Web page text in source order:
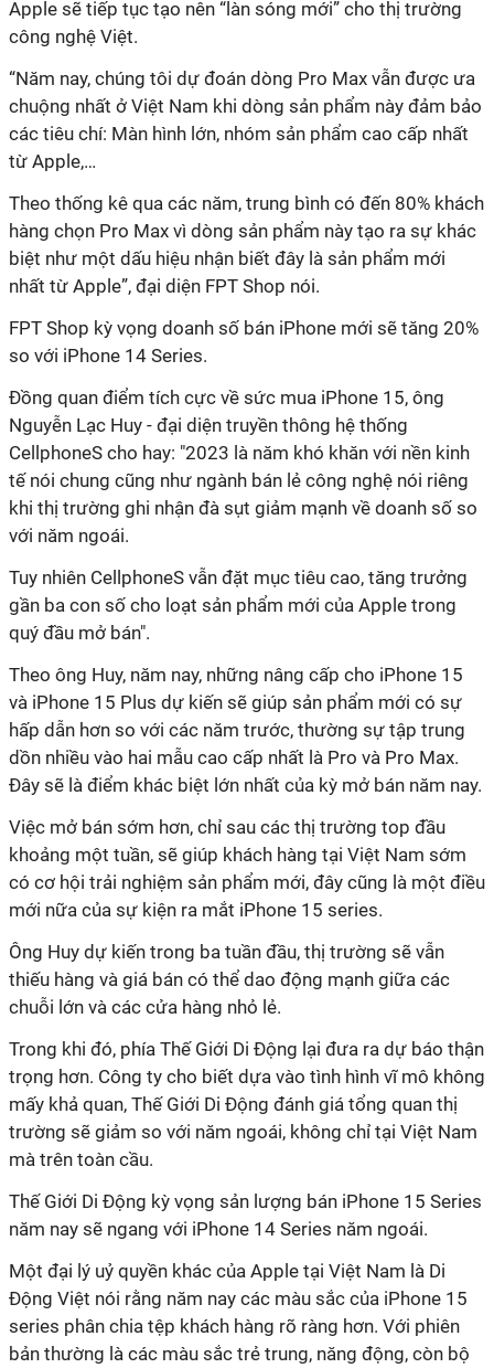
Apple sẽ tiếp tục tạo nên “làn sóng mới” cho thị trường
công nghệ Việt.
“Năm nay, chúng tôi dự đoán dòng Pro Max vẫn được ưa
chuộng nhất ở Việt Nam khi dòng sản phẩm này đảm bảo
các tiêu chí: Màn hình lớn, nhóm sản phẩm cao cấp nhất
từ Apple,…
Theo thống kê qua các năm, trung bình có đến 80% khách
hàng chọn Pro Max vì dòng sản phẩm này tạo ra sự khác
biệt như một dấu hiệu nhận biết đây là sản phẩm mới
nhất từ Apple”, đại diện FPT Shop nói.
FPT Shop kỳ vọng doanh số bán iPhone mới sẽ tăng 20%
so với iPhone 14 Series.
Đồng quan điểm tích cực về sức mua iPhone 15, ông
Nguyễn Lạc Huy - đại diện truyền thông hệ thống
CellphoneS cho hay: "2023 là năm khó khăn với nền kinh
tế nói chung cũng như ngành bán lẻ công nghệ nói riêng
khi thị trường ghi nhận đà sụt giảm mạnh về doanh số so
với năm ngoái.
Tuy nhiên CellphoneS vẫn đặt mục tiêu cao, tăng trưởng
gần ba con số cho loạt sản phẩm mới của Apple trong
quý đầu mở bán".
Theo ông Huy, năm nay, những nâng cấp cho iPhone 15
và iPhone 15 Plus dự kiến sẽ giúp sản phẩm mới có sự
hấp dẫn hơn so với các năm trước, thường sự tập trung
dồn nhiều vào hai mẫu cao cấp nhất là Pro và Pro Max.
Đây sẽ là điểm khác biệt lớn nhất của kỳ mở bán năm nay.
Việc mở bán sớm hơn, chỉ sau các thị trường top đầu
khoảng một tuần, sẽ giúp khách hàng tại Việt Nam sớm
có cơ hội trải nghiệm sản phẩm mới, đây cũng là một điều
mới nữa của sự kiện ra mắt iPhone 15 series.
Ông Huy dự kiến trong ba tuần đầu, thị trường sẽ vẫn
thiếu hàng và giá bán có thể dao động mạnh giữa các
chuỗi lớn và các cửa hàng nhỏ lẻ.
Trong khi đó, phía Thế Giới Di Động lại đưa ra dự báo thận
trọng hơn. Công ty cho biết dựa vào tình hình vĩ mô không
mấy khả quan, Thế Giới Di Động đánh giá tổng quan thị
trường sẽ giảm so với năm ngoái, không chỉ tại Việt Nam
mà trên toàn cầu.
Thế Giới Di Động kỳ vọng sản lượng bán iPhone 15 Series
năm nay sẽ ngang với iPhone 14 Series năm ngoái.
Một đại lý uỷ quyền khác của Apple tại Việt Nam là Di
Động Việt nói rằng năm nay các màu sắc của iPhone 15
series phân chia tệp khách hàng rõ ràng hơn. Với phiên
bản thường là các màu sắc trẻ trung, năng động, còn bộ